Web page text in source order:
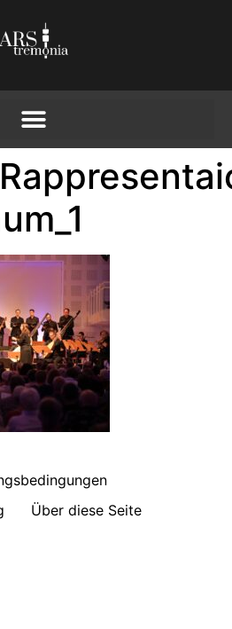
Über diese Seite